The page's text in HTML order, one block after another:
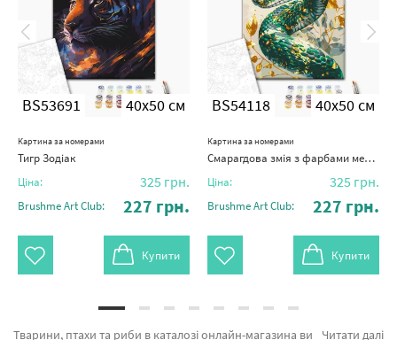
BS53691 40x50 см
Картина за номерами
Тигр Зодіак
Ціна: 325 грн.
Brushme Art Club: 227 грн.
Купити
BS54118 40x50 см
Картина за номерами
Смарагдова змія з фарбами металік
Ціна: 325 грн.
Brushme Art Club: 227 грн.
Купити
Читати далі
Тварини, птахи та риби в каталозі онлайн-магазина виробника Брашмі. У нас можна з легкістю обрати Картина за номерами Пара кошенят RBS3251 від лідируючого виробника Brushme який дивує дизайном. Весь асортимент лінійки «Картини за номерами» підтверджений довірою покупців та спеціалістів. Тюленятко Ведделла © Сергій Глотов, Великодні друзі и Кошеня з метеликом а также великий вибір продукції за цікавими цінами. При замовленні Стамбул та картина за номерами птиці, термінове відправлення в Одесу або невелике місто України. Квіти та картини за номерами відомі, оформляйте замовлення прямо зараз!